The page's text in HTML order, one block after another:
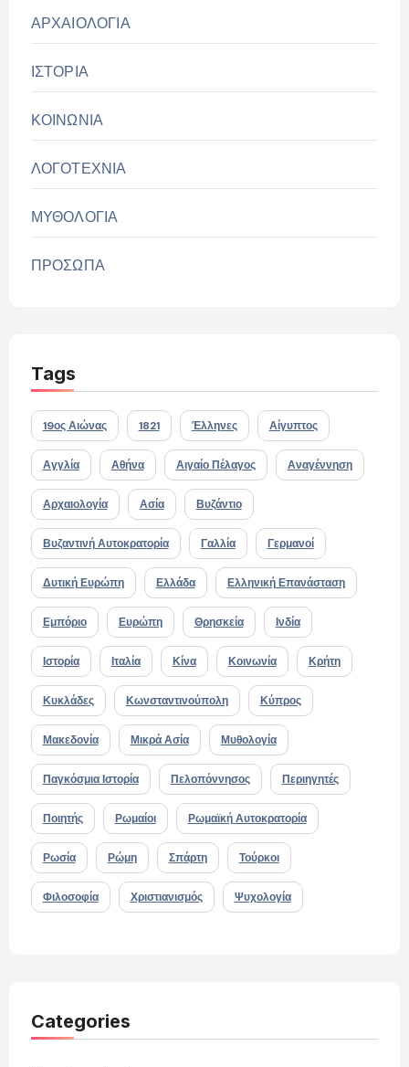
ΑΡΧΑΙΟΛΟΓΙΑ
ΙΣΤΟΡΙΑ
ΚΟΙΝΩΝΙΑ
ΛΟΓΟΤΕΧΝΙΑ
ΜΥΘΟΛΟΓΙΑ
ΠΡΟΣΩΠΑ
Tags
19ος Αιώνας 1821 Έλληνες Αίγυπτος
Αγγλία Αθήνα Αιγαίο Πέλαγος Αναγέννηση
Αρχαιολογία Ασία Βυζάντιο
Βυζαντινή Αυτοκρατορία Γαλλία Γερμανοί
Δυτική Ευρώπη Ελλάδα Ελληνική Επανάσταση
Εμπόριο Ευρώπη Θρησκεία Ινδία
Ιστορία Ιταλία Κίνα Κοινωνία Κρήτη
Κυκλάδες Κωνσταντινούπολη Κύπρος
Μακεδονία Μικρά Ασία Μυθολογία
Παγκόσμια Ιστορία Πελοπόννησος Περιηγητές
Ποιητής Ρωμαίοι Ρωμαϊκή Αυτοκρατορία
Ρωσία Ρώμη Σπάρτη Τούρκοι
Φιλοσοφία Χριστιανισμός Ψυχολογία
Categories